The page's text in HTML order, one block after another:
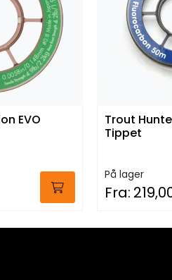
EVO
Trout
Tippet
På lager
Fra: